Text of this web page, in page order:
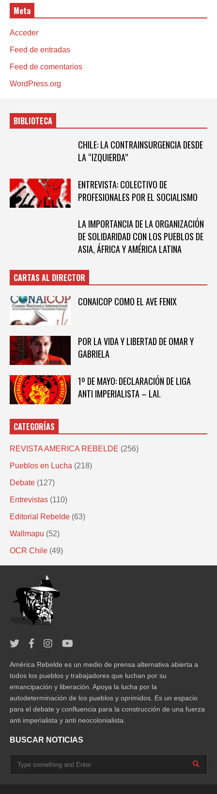
Meta
Acceder
Feed de entradas
Feed de comentarios
WordPress.org
BIBLIOTECA
CHILE: LA CONTRAINSURGENCIA DESDE
LA “IZQUIERDA”
ENTREVISTA: COLECTIVO DE
PROFESIONALES POR EL SOCIALISMO
LA IMPORTANCIA DE LA ORGANIZACIÓN
DE SOLIDARIDAD CON LOS PUEBLOS DE
ASIA, ÁFRICA Y AMÉRICA LATINA
CARTAS AL DIRECTOR
CONAICOP COMO EL AVE FENIX
POR LA VIDA Y LIBERTAD DE OMAR Y
GABRIELA
1º DE MAYO: DECLARACIÓN DE LIGA
ANTI IMPERIALISTA – LAI.
CATEGORÍAS
REVISTA AMERICA REBELDE (256)
Pueblos en Lucha (218)
Debate (127)
Entrevistas (110)
Editorial Rebelde (63)
Wallmapu (52)
OCR Chile (49)
América Rebelde es un medio de prensa alternativa abierta a
todos los pueblos y trabajadores que luchan por su
emancipación y liberación. Apoya la lucha por la
autodeterminación de los pueblos y oprimidos. Es un espacio
para el debate y confluencia para la construcción de una fuerza
anti imperialista y anti neocolonialista.
BUSCAR NOTICIAS